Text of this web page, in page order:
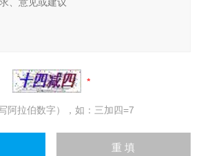
阿拉伯数字），如：三加四=7